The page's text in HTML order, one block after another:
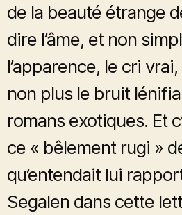
de la beauté étrange
dire l’âme, et non
l’apparence, le cri
non plus le bruit
romans exotiques. Et
ce « bêlement rugi »
qu’entendait lui
Segalen dans cette